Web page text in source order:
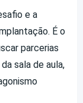
e a
É o
parcerias
sala de aula,